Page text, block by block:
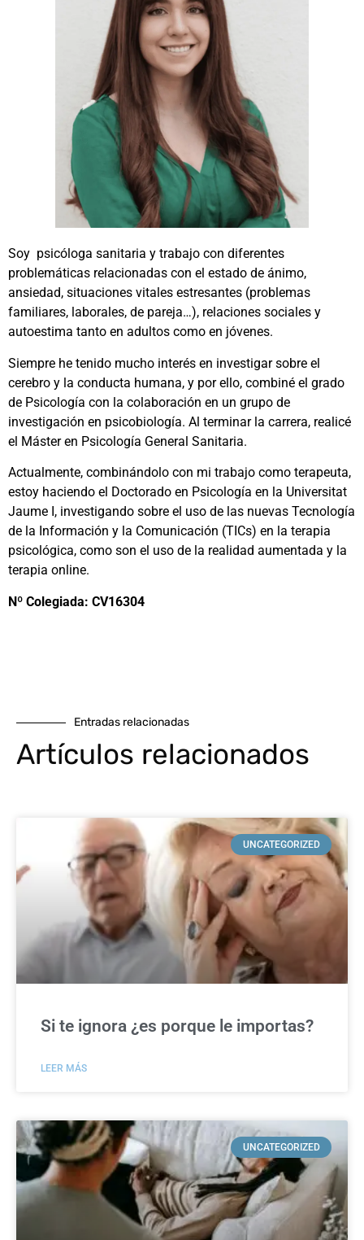
Soy psicóloga sanitaria y trabajo con diferentes
problemáticas relacionadas con el estado de ánimo,
ansiedad, situaciones vitales estresantes (problemas
familiares, laborales, de pareja…), relaciones sociales y
autoestima tanto en adultos como en jóvenes.
Siempre he tenido mucho interés en investigar sobre el
cerebro y la conducta humana, y por ello, combiné el grado
de Psicología con la colaboración en un grupo de
investigación en psicobiología. Al terminar la carrera, realicé
el Máster en Psicología General Sanitaria.
Actualmente, combinándolo con mi trabajo como terapeuta,
estoy haciendo el Doctorado en Psicología en la Universitat
Jaume I, investigando sobre el uso de las nuevas Tecnología
de la Información y la Comunicación (TICs) en la terapia
psicológica, como son el uso de la realidad aumentada y la
terapia online.
Nº Colegiada: CV16304
Entradas relacionadas
Artículos relacionados
UNCATEGORIZED
Si te ignora ¿es porque le importas?
LEER MÁS
UNCATEGORIZED